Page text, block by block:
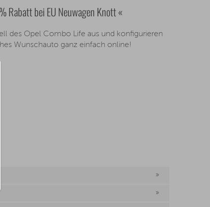
Rabatt bei EU Neuwagen Knott «
des Opel Combo Life aus und konfigurieren
Wunschauto ganz einfach online!